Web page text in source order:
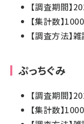
【調査期間】
【集計数】1000
【調査方法】
ぷっちぐみ
【調査期間】
【集計数】1000